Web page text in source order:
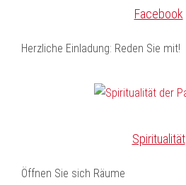
Facebook
Herzliche Einladung: Reden Sie mit!
Spiritualität
Öffnen Sie sich Räume